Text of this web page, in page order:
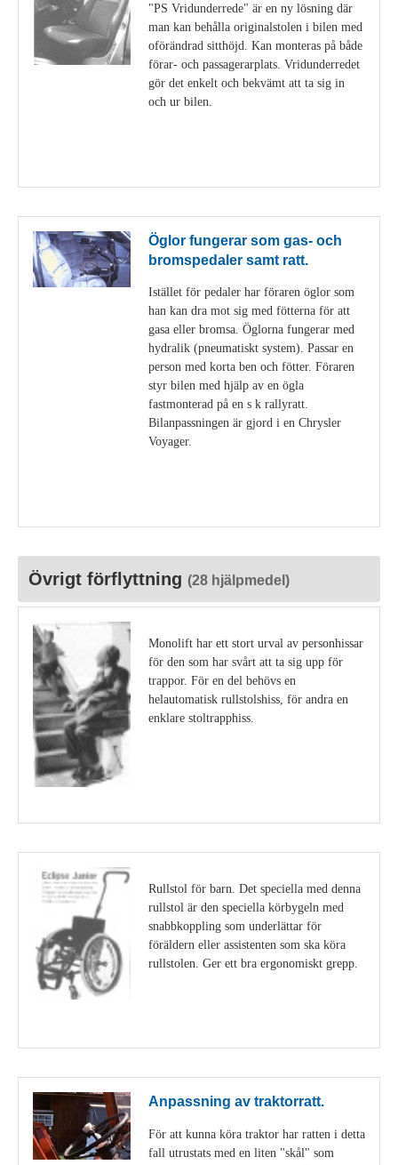
"PS Vridunderrede" är en ny lösning där
man kan behålla originalstolen i bilen med
oförändrad sitthöjd. Kan monteras på både
förar- och passagerarplats. Vridunderredet
gör det enkelt och bekvämt att ta sig in
och ur bilen.
Öglor fungerar som gas- och
bromspedaler samt ratt.
Istället för pedaler har föraren öglor som
han kan dra mot sig med fötterna för att
gasa eller bromsa. Öglorna fungerar med
hydralik (pneumatiskt system). Passar en
person med korta ben och fötter. Föraren
styr bilen med hjälp av en ögla
fastmonterad på en s k rallyratt.
Bilanpassningen är gjord i en Chrysler
Voyager.
Övrigt förflyttning (28 hjälpmedel)
Monolift har ett stort urval av personhissar
för den som har svårt att ta sig upp för
trappor. För en del behövs en
helautomatisk rullstolshiss, för andra en
enklare stoltrapphiss.
Rullstol för barn. Det speciella med denna
rullstol är den speciella körbygeln med
snabbkoppling som underlättar för
föräldern eller assistenten som ska köra
rullstolen. Ger ett bra ergonomiskt grepp.
Anpassning av traktorratt.
För att kunna köra traktor har ratten i detta
fall utrustats med en liten "skål" som